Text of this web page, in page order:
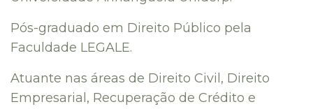
Pós-graduado em Direito Público pela
Faculdade LEGALE.
Atuante nas áreas de Direito Civil, Direito
Empresarial, Recuperação de Crédito e